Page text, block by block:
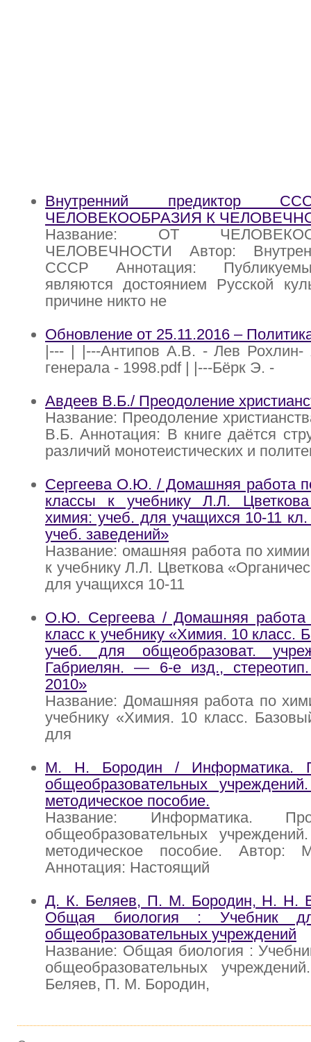
Внутренний
ЧЕЛОВЕКООБРАЗИЯ К
Название: ОТ
ЧЕЛОВЕЧНОСТИ Автор:
СССР Аннотация:
являются достоянием Русской
причине никто не
Обновление от 25.11.2016 –
|--- | |---Антипов А.В. - Лев Рохлин-
генерала - 1998.pdf | |---Бёрк Э. -
Авдеев В.Б./ Преодоление
Название: Преодоление
В.Б. Аннотация: В книге даётся
различий монотеистических и
Сергеева О.Ю. / Домашняя работа
классы к учебнику Л.Л. Цветкова
химия: учеб. для учащихся 10-11
учеб. заведений»
Название: омашняя работа по
к учебнику Л.Л. Цветкова
для учащихся 10-11
О.Ю. Сергеева / Домашняя работа
класс к учебнику «Химия. 10 класс.
учеб. для общеобразоват.
Габриелян. — 6-е изд.,
2010»
Название: Домашняя работа по
учебнику «Химия. 10 класс.
для
М. Н. Бородин / Информатика.
общеобразовательных
методическое пособие.
Название: Информатика.
общеобразовательных
методическое пособие.
Аннотация: Настоящий
Д. К. Беляев, П. М. Бородин, Н. Н.
Общая биология : Учебник
общеобразовательных учреждений
Название: Общая биология :
общеобразовательных
Беляев, П. М. Бородин,